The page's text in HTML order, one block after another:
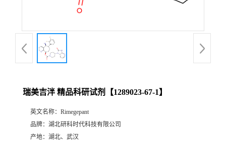
瑞美吉泮 精品科研试剂【1289023-67-1】
英文名称： Rimegepant
品牌： 湖北研科时代科技有限公司
产地： 湖北、武汉